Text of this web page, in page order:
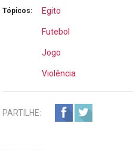
Tópicos: Egito
Futebol
Jogo
Violência
PARTILHE: